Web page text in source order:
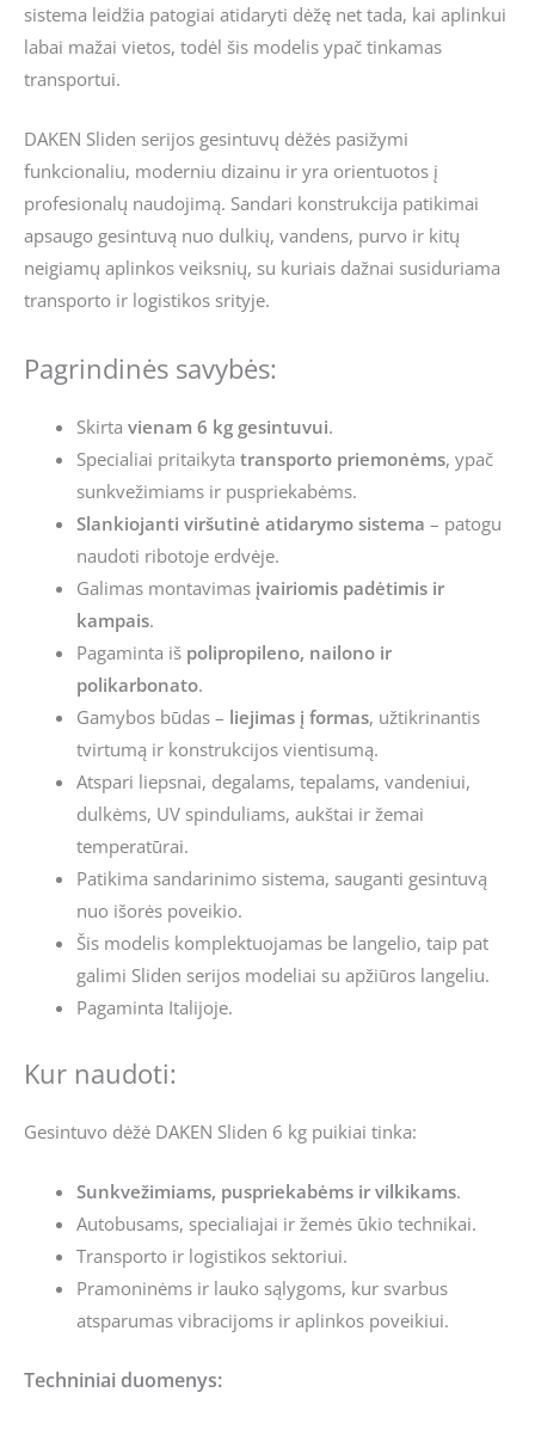
sistema leidžia patogiai atidaryti dėžę net tada, kai aplinkui
labai mažai vietos, todėl šis modelis ypač tinkamas
transportui.
DAKEN Sliden serijos gesintuvų dėžės pasižymi
funkcionaliu, moderniu dizainu ir yra orientuotos į
profesionalų naudojimą. Sandari konstrukcija patikimai
apsaugo gesintuvą nuo dulkių, vandens, purvo ir kitų
neigiamų aplinkos veiksnių, su kuriais dažnai susiduriama
transporto ir logistikos srityje.
Pagrindinės savybės:
Skirta vienam 6 kg gesintuvui.
Specialiai pritaikyta transporto priemonėms, ypač
sunkvežimiams ir puspriekabėms.
Slankiojanti viršutinė atidarymo sistema – patogu
naudoti ribotoje erdvėje.
Galimas montavimas įvairiomis padėtimis ir
kampais.
Pagaminta iš polipropileno, nailono ir
polikarbonato.
Gamybos būdas – liejimas į formas, užtikrinantis
tvirtumą ir konstrukcijos vientisumą.
Atspari liepsnai, degalams, tepalams, vandeniui,
dulkėms, UV spinduliams, aukštai ir žemai
temperatūrai.
Patikima sandarinimo sistema, sauganti gesintuvą
nuo išorės poveikio.
Šis modelis komplektuojamas be langelio, taip pat
galimi Sliden serijos modeliai su apžiūros langeliu.
Pagaminta Italijoje.
Kur naudoti:
Gesintuvo dėžė DAKEN Sliden 6 kg puikiai tinka:
Sunkvežimiams, puspriekabėms ir vilkikams.
Autobusams, specialiajai ir žemės ūkio technikai.
Transporto ir logistikos sektoriui.
Pramoninėms ir lauko sąlygoms, kur svarbus
atsparumas vibracijoms ir aplinkos poveikiui.
Techniniai duomenys: